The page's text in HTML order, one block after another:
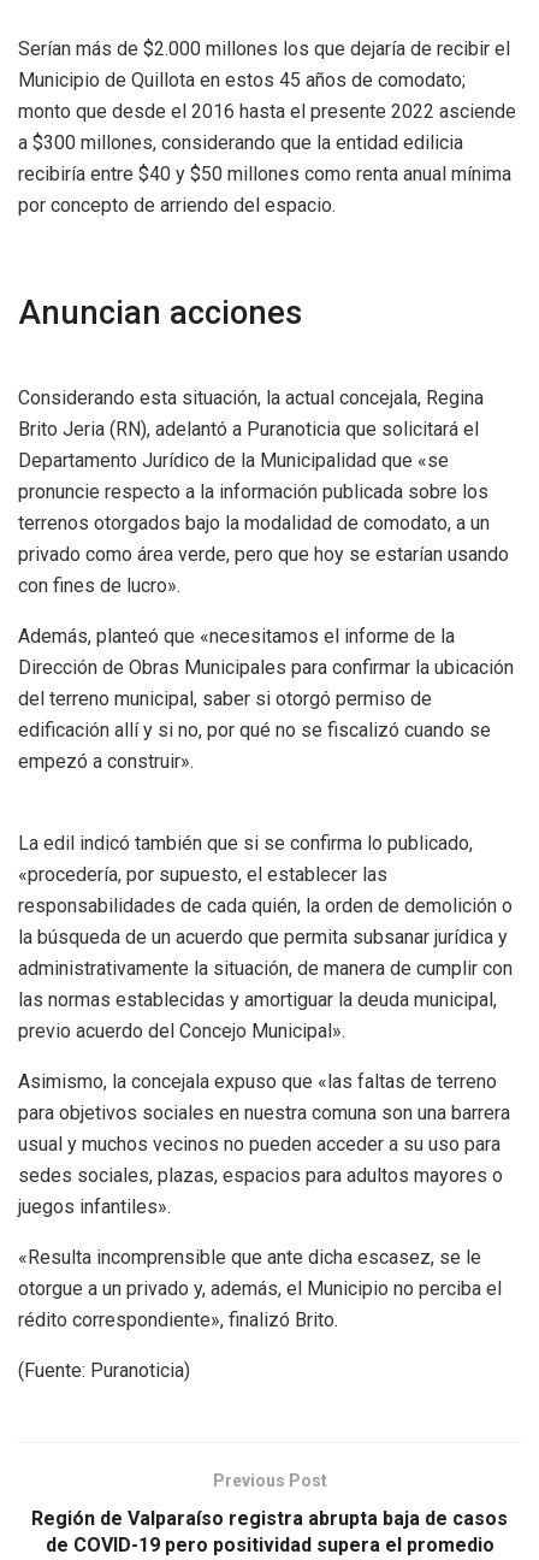
Serían más de $2.000 millones los que dejaría de recibir el
Municipio de Quillota en estos 45 años de comodato;
monto que desde el 2016 hasta el presente 2022 asciende
a $300 millones, considerando que la entidad edilicia
recibiría entre $40 y $50 millones como renta anual mínima
por concepto de arriendo del espacio.
Anuncian acciones
Considerando esta situación, la actual concejala, Regina
Brito Jeria (RN), adelantó a Puranoticia que solicitará el
Departamento Jurídico de la Municipalidad que «se
pronuncie respecto a la información publicada sobre los
terrenos otorgados bajo la modalidad de comodato, a un
privado como área verde, pero que hoy se estarían usando
con fines de lucro».
Además, planteó que «necesitamos el informe de la
Dirección de Obras Municipales para confirmar la ubicación
del terreno municipal, saber si otorgó permiso de
edificación allí y si no, por qué no se fiscalizó cuando se
empezó a construir».
La edil indicó también que si se confirma lo publicado,
«procedería, por supuesto, el establecer las
responsabilidades de cada quién, la orden de demolición o
la búsqueda de un acuerdo que permita subsanar jurídica y
administrativamente la situación, de manera de cumplir con
las normas establecidas y amortiguar la deuda municipal,
previo acuerdo del Concejo Municipal».
Asimismo, la concejala expuso que «las faltas de terreno
para objetivos sociales en nuestra comuna son una barrera
usual y muchos vecinos no pueden acceder a su uso para
sedes sociales, plazas, espacios para adultos mayores o
juegos infantiles».
«Resulta incomprensible que ante dicha escasez, se le
otorgue a un privado y, además, el Municipio no perciba el
rédito correspondiente», finalizó Brito.
(Fuente: Puranoticia)
Previous Post
Región de Valparaíso registra abrupta baja de casos
de COVID-19 pero positividad supera el promedio